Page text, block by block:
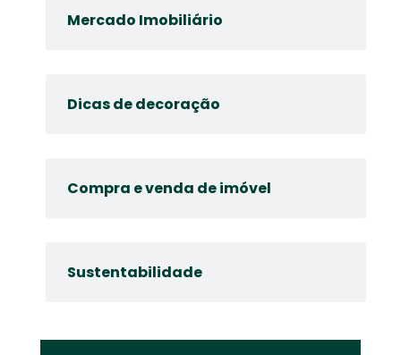
Mercado Imobiliário
Dicas de decoração
Compra e venda de imóvel
Sustentabilidade